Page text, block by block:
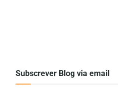
Subscrever Blog via email